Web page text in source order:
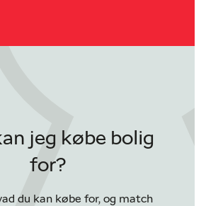
jeg købe bolig
for?
du kan købe for, og match